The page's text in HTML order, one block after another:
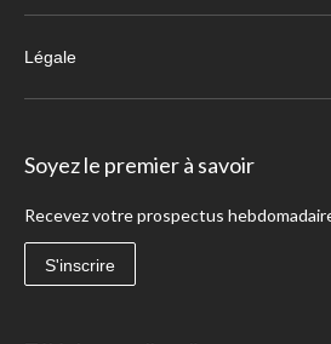
Légale
Soyez le premier à savoir
Recevez votre prospectus
S'inscrire